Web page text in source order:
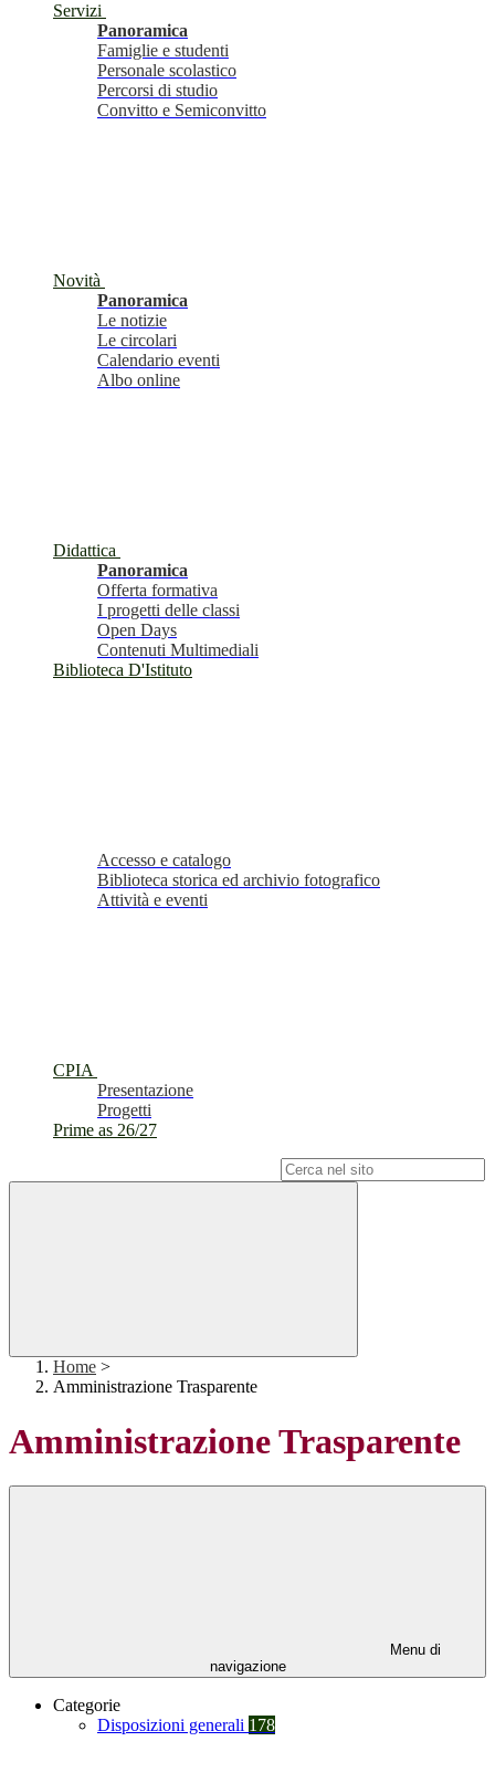
Servizi
Panoramica
Famiglie e studenti
Personale scolastico
Percorsi di studio
Convitto e Semiconvitto
Novità
Panoramica
Le notizie
Le circolari
Calendario eventi
Albo online
Didattica
Panoramica
Offerta formativa
I progetti delle classi
Open Days
Contenuti Multimediali
Biblioteca D'Istituto
Accesso e catalogo
Biblioteca storica ed archivio fotografico
Attività e eventi
CPIA
Presentazione
Progetti
Prime as 26/27
Home >
Amministrazione Trasparente
Amministrazione Trasparente
Menu di
navigazione
Categorie
Disposizioni generali 178